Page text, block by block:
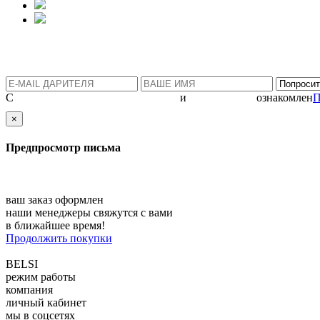
С и ознакомлен
×
Предпросмотр письма
ваш заказ оформлен
наши менеджеры свяжутся с вами
в ближайшее время!
Продолжить покупки
BELSI
режим работы
компания
личный кабинет
мы в соцсетях